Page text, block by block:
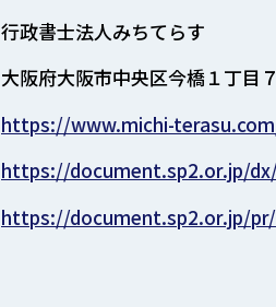
行政書士法人みちてらす
大阪府大阪市中央区今橋１丁目
https://www.michi-
https://document.sp2.or.jp/
https://document.sp2.or.jp/pr/